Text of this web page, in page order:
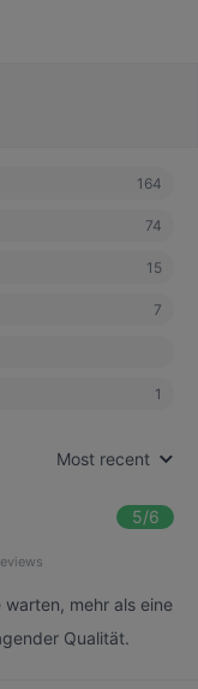
164
74
15
7
1
Most recent
5/6
warten, mehr als eine
Qualität.